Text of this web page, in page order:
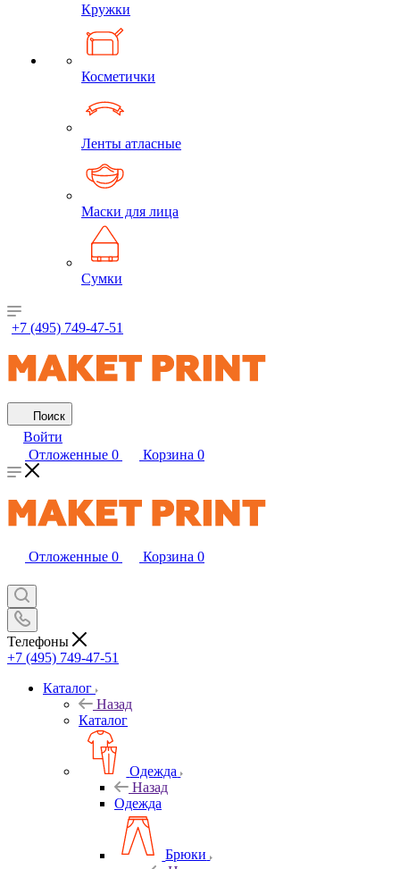
Кружки
Косметички
Ленты атласные
Маски для лица
Сумки
+7 (495) 749-47-51
Поиск
Войти
Отложенные 0 Корзина 0
Отложенные 0 Корзина 0
Телефоны
+7 (495) 749-47-51
Каталог
Назад
Каталог
Одежда
Назад
Одежда
Брюки